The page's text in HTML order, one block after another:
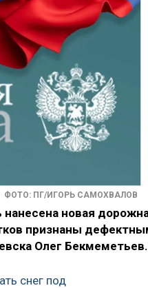
ФОТО: ПГ/ИГОРЬ САМОХВАЛОВ
новая
признаны
Олег Бекмеметьев.
снег под